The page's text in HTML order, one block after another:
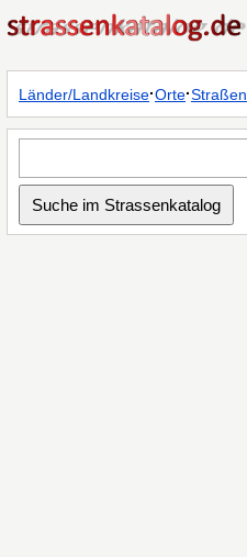
Länder/Landkreise·Orte·Straßen